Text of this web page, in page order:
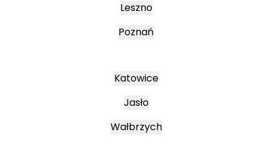
Leszno
Poznań
Katowice
Jasło
Wałbrzych